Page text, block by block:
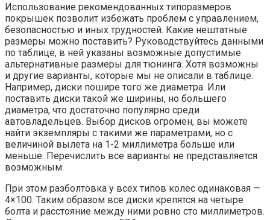
Использование рекомендованных типоразмеров
покрышек позволит избежать проблем с управлением,
безопасностью и иных трудностей. Какие нештатные
размеры можно поставить? Руководствуйтесь данными
по таблице, в ней указаны возможные допустимые
альтернативные размеры для тюнинга. Хотя возможны
и другие варианты, которые мы не описали в таблице.
Например, диски пошире того же диаметра. Или
поставить диски такой же ширины, но большего
диаметра, что достаточно популярно среди
автовладельцев. Выбор дисков огромен, вы можете
найти экземпляры с такими же параметрами, но с
величиной вылета на 1-2 миллиметра больше или
меньше. Перечислить все варианты не представляется
возможным.
При этом разболтовка у всех типов колес одинаковая —
4×100. Таким образом все диски крепятся на четыре
болта и расстояние между ними ровно сто миллиметров.